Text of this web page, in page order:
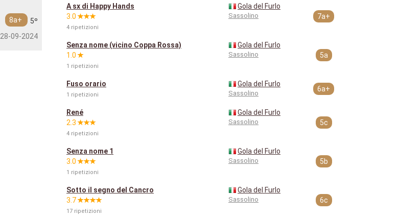
8a+
5º
28-09-2024
A sx di Happy Hands
3.0
4 ripetizioni
Gola del Furlo
Sassolino 7a+
Senza nome (vicino Coppa Rossa)
1.0
1 ripetizioni
Gola del Furlo
Sassolino 5a
Fuso orario
1 ripetizioni
Gola del Furlo
Sassolino
6a+
René
2.3
4 ripetizioni
Gola del Furlo
Sassolino 5c
Senza nome 1
3.0
1 ripetizioni
Gola del Furlo
Sassolino 5b
Sotto il segno del Cancro
3.7
17 ripetizioni
Gola del Furlo
Sassolino 6c